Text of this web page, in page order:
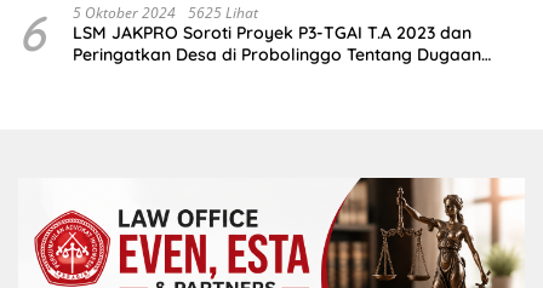
6 5 Oktober 2024 5625 Lihat
LSM JAKPRO Soroti Proyek P3-TGAI T.A 2023 dan
Peringatkan Desa di Probolinggo Tentang Dugaan